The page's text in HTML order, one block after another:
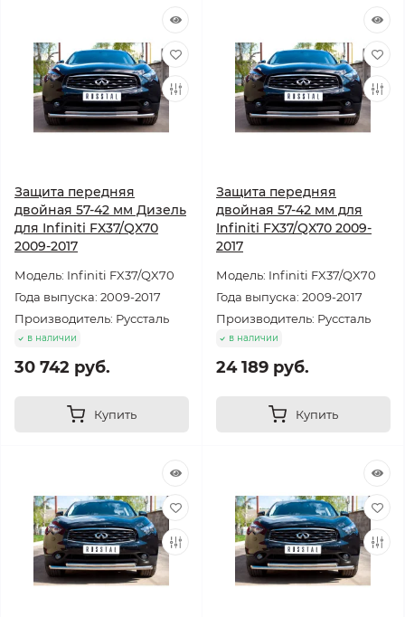
Защита передняя
двойная 57-42 мм Дизель
для Infiniti FX37/QX70
2009-2017
Модель: Infiniti FX37/QX70
Года выпуска: 2009-2017
Производитель: Руссталь
в наличии
30 742 руб.
Купить
Защита передняя
двойная 57-42 мм для
Infiniti FX37/QX70 2009-
2017
Модель: Infiniti FX37/QX70
Года выпуска: 2009-2017
Производитель: Руссталь
в наличии
24 189 руб.
Купить